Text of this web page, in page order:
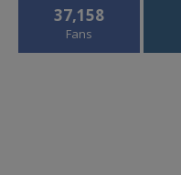
37,158
Fans